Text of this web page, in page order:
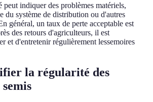
peut indiquer des problèmes matériels,
du système de distribution ou d'autres
général, un taux de perte acceptable est
des retours d'agriculteurs, il est
et d'entretenir régulièrement lessemoires
la régularité des